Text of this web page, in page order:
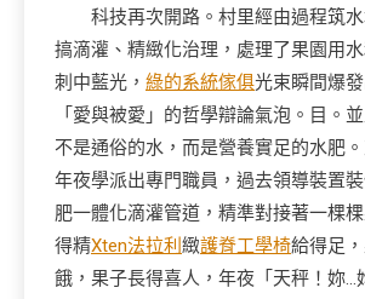
科技再次開路。村里經由過程筑水
搞滴灌、精緻化治理，處理了果園用
刺中藍光， 綠的系統傢俱光束瞬間爆
「愛與被愛」的哲學辯論氣泡。目。
不是通俗的水，而是營養實足的水肥
年夜學派出專門職員，過去領導裝置
肥一體化滴灌管道，精準對接著一棵
得精Xten法拉利 緻護脊工學椅給得足
餓，果子長得喜人，年夜「天秤！妳…